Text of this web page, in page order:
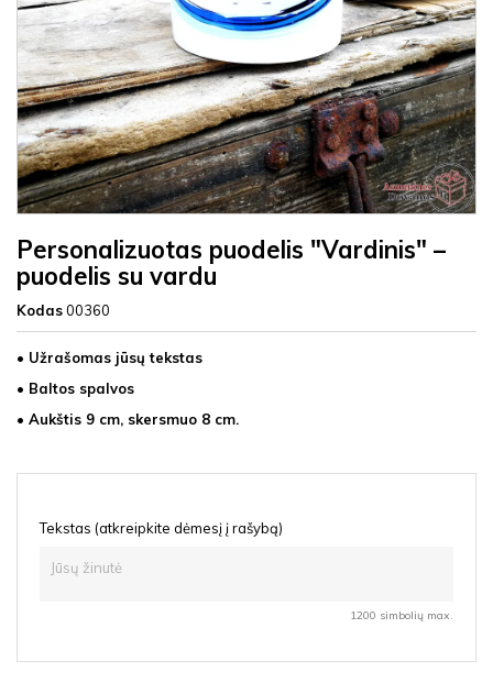
Personalizuotas puodelis "Vardinis" –
puodelis su vardu
Kodas00360
• Užrašomas jūsų tekstas
• Baltos spalvos
• Aukštis 9 cm, skersmuo 8 cm.
Tekstas (atkreipkite dėmesį į rašybą)
1200 simbolių max.